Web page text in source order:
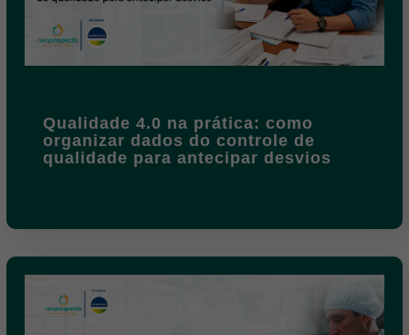
Qualidade 4.0 na prática: como
organizar dados do controle de
qualidade para antecipar desvios